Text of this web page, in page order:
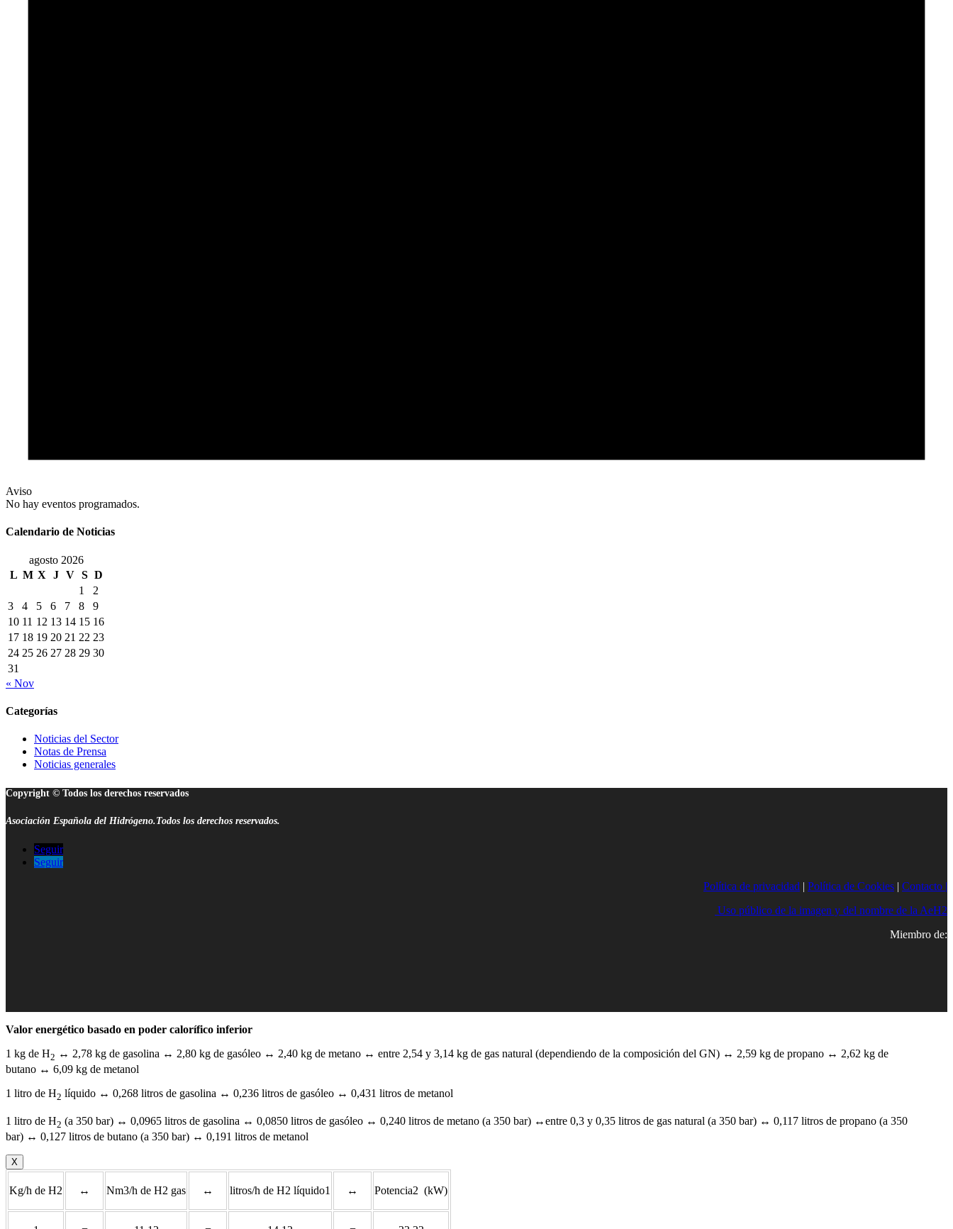
Aviso
No hay eventos programados.
Calendario de Noticias
agosto 2026
L M X J V S D
1
2
3
4 5 6 7 8
9
10 11 12 13 14 15 16
17 18 19 20 21 22 23
24 25 26 27 28 29 30
31
« Nov
Categorías
Noticias del Sector
Notas de Prensa
Noticias generales
Copyright © Todos los derechos reservados
Asociación Española del Hidrógeno.Todos los derechos reservados.
Seguir
Seguir
Política de privacidad | Política de Cookies | Contacto |
Uso público de la imagen y del nombre de la AeH2
Miembro de:
Valor energético basado en poder calorífico inferior
1 kg de H2 ↔ 2,78 kg de gasolina ↔ 2,80 kg de gasóleo ↔ 2,40 kg de metano ↔ entre 2,54 y 3,14 kg de gas natural (dependiendo de la composición del GN) ↔ 2,59 kg de propano ↔ 2,62 kg de
butano ↔ 6,09 kg de metanol
1 litro de H2 líquido ↔ 0,268 litros de gasolina ↔ 0,236 litros de gasóleo ↔ 0,431 litros de metanol
1 litro de H2 (a 350 bar) ↔ 0,0965 litros de gasolina ↔ 0,0850 litros de gasóleo ↔ 0,240 litros de metano (a 350 bar) ↔entre 0,3 y 0,35 litros de gas natural (a 350 bar) ↔ 0,117 litros de propano (a 350
bar) ↔ 0,127 litros de butano (a 350 bar) ↔ 0,191 litros de metanol
X
Kg/h de H2 ↔ Nm3/h de H2 gas ↔ litros/h de H2 líquido1 ↔ Potencia2 (kW)